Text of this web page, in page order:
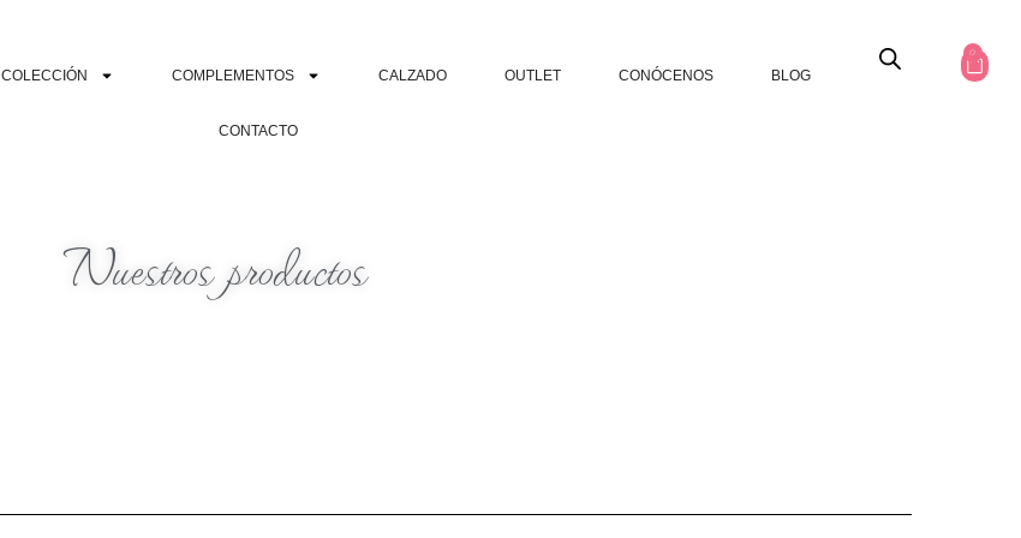
COLECCIÓN COMPLEMENTOS CALZADO OUTLET CONÓCENOS BLOG
CONTACTO
0
Nuestros productos